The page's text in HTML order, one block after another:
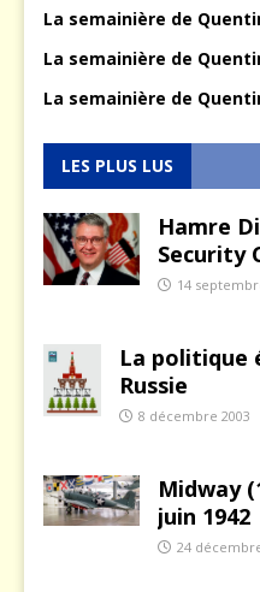
La semainière de
La semainière de
La semainière de
LES PLUS LUS
Hamre
Security
14
La politique
Russie
8 décembre 2003
Midway
juin 1942
24